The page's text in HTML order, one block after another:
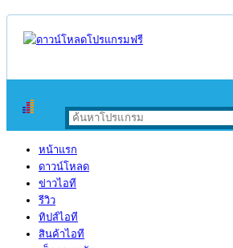
หน้าแรก
ดาวน์โหลด
ข่าวไอที
รีวิว
ทิปส์ไอที
สินค้าไอที